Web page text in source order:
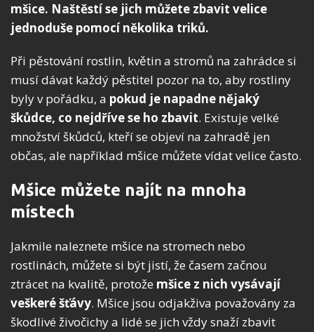
mšice. Naštěstí se jich můžete zbavit velice
jednoduše pomocí několika triků.
Při pěstování rostlin, květin a stromů na zahrádce si
musí dávat každý pěstitel pozor na to, aby rostliny
byly v pořádku, a pokud je napadne nějaký
škůdce, co nejdříve se ho zbavit. Existuje velké
množství škůdců, kteří se objeví na zahradě jen
občas, ale například mšice můžete vídat velice často.
Mšice můžete najít na mnoha
místech
Jakmile naleznete mšice na stromech nebo
rostlinách, můžete si být jistí, že časem začnou
ztrácet na kvalitě, protože mšice z nich vysávají
veškeré šťávy. Mšice jsou odjakživa považovány za
škodlivé živočichy a lidé se jich vždy snaží zbavit